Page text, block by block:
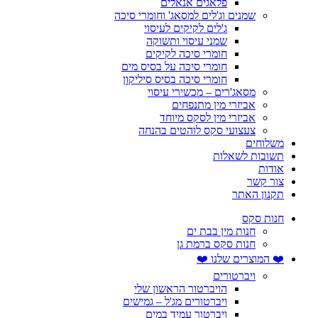
שמנים וג'לים למסאג' וחומרי סיכה
ג'לים לקיקים לעיסוי
שמני עיסוי ותשוקה
חומרי סיכה לקיקים
חומרי סיכה על בסיס מים
חומרי סיכה בסיס סיליקון
מסאג'רים – מכשירי עיסוי
אביזרי מין מתנפחים
אביזרי מין לסקס מיוחד
צעצועי סקס לוהטים בהנחה
משלוחים
תשובות לשאלות
אודות
צור קשר
תקנון האתר
חנות סקס
חנות מין בבת ים
חנות סקס ברמת גן
❤️ המוצרים שלנו ❤️
ויברטורים
הויברטור הראשון שלי
ויברטורים מג'ל – גמישים
ויברטור עמיד במים